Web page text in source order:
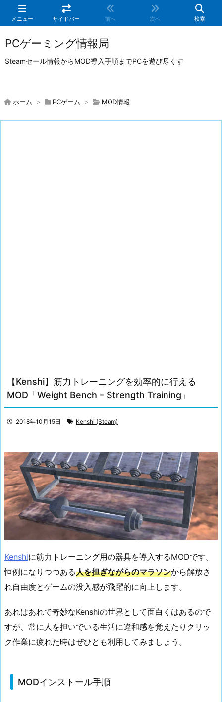
メニュー サイドバー 前へ 次へ 検索
PCゲーミング情報局
Steamセール情報からMOD導入手順までPCを遊び尽くす
ホーム > PCゲーム > MOD情報
【Kenshi】筋力トレーニングを効率的に行える
MOD「Weight Bench – Strength Training」
2018年10月15日 Kenshi (Steam)
Kenshiに筋力トレーニング用の器具を導入するMODです。
恒例になりつつある人を担ぎながらのマラソンから解放さ
れ自由度とゲームの没入感が飛躍的に向上します。
あれはあれで奇妙なKenshiの世界として面白くはあるので
すが、常に人を担いでいる生活に違和感を覚えたりクリッ
ク作業に疲れた時はぜひとも利用してみましょう。
MODインストール手順